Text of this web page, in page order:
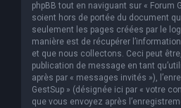
phpBB tout en naviguant sur « Forum
soient hors de portée du document
seulement les pages créées par le
manière est de récupérer
et que nous collectons. Ceci peut
publication de message en tant
après par « messages invités »),
GestSup » (désignée ici par « votre
que vous envoyez après